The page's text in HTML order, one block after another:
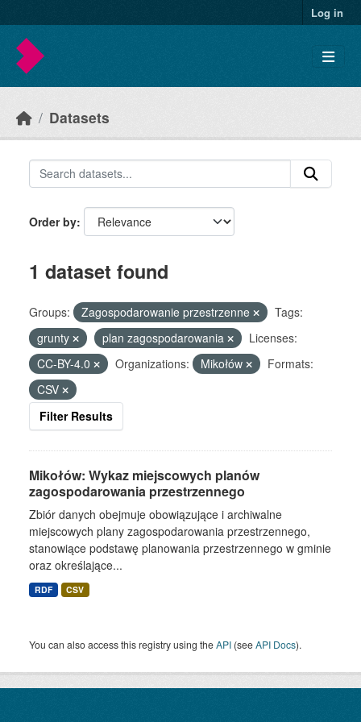
Log in
Datasets
Order by
1 dataset found
Groups: Zagospodarowanie przestrzenne
Tags:
grunty
plan zagospodarowania
Licenses:
CC-BY-4.0
Organizations: Mikołów
Formats:
CSV
Filter Results
Mikołów: Wykaz miejscowych planów
zagospodarowania przestrzennego
Zbiór danych obejmuje obowiązujące i archiwalne
miejscowych plany zagospodarowania przestrzennego,
stanowiące podstawę planowania przestrzennego w gminie
oraz określające...
RDF CSV
You can also access this registry using theAPI (seeAPI Docs).